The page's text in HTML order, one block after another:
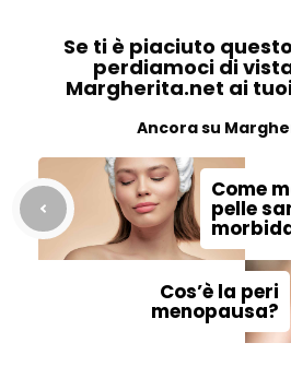
Se ti è piaciuto
perdiamoci di
Margherita.net ai
Ancora su
Come
pelle
Cos’è la peri
menopausa?